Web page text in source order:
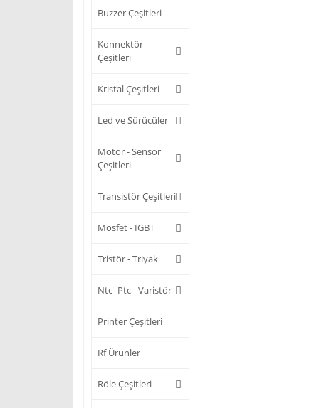
Buzzer Çeşitleri
Konnektör
Çeşitleri
Kristal Çeşitleri
Led ve Sürücüler
Motor - Sensör
Çeşitleri
Transistör Çeşitleri
Mosfet - IGBT
Tristör - Triyak
Ntc- Ptc - Varistör
Printer Çeşitleri
Rf Ürünler
Röle Çeşitleri